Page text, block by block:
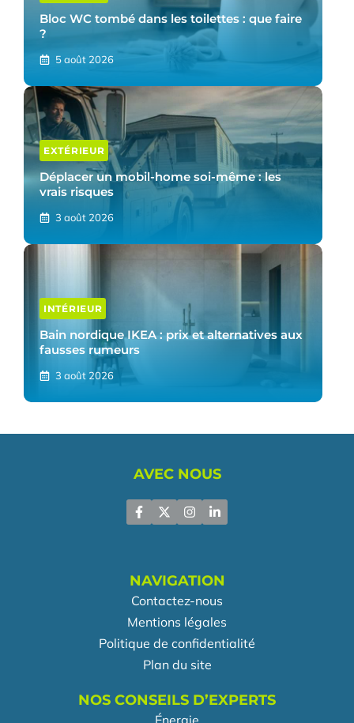
Bloc WC tombé dans les toilettes : que faire
?
5 août 2026
EXTÉRIEUR
Déplacer un mobil-home soi-même : les
vrais risques
3 août 2026
INTÉRIEUR
Bain nordique IKEA : prix et alternatives aux
fausses rumeurs
3 août 2026
NOS CONSEILS D’EXPERTS
NAVIGATION
Contactez-nous
Mentions légales
Politique de confidentialité
Plan du site
AVEC NOUS